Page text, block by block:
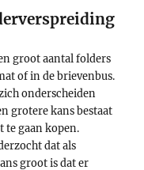
groot aantal folders
of in de brievenbus.
onderscheiden
grotere kans bestaat
te gaan kopen.
dat als
groot is dat er